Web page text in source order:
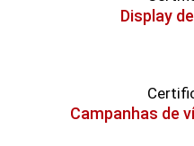
Display
Campanhas de